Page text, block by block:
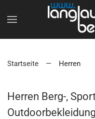
Startseite Herren
Herren Berg-,